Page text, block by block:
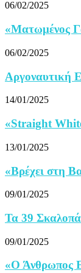
06/02/2025
«Ματωμένος
06/02/2025
Αργοναυτική
14/01/2025
«Straight
13/01/2025
«Βρέχει στη
09/01/2025
Τα 39
09/01/2025
«Ο Άνθρωπος